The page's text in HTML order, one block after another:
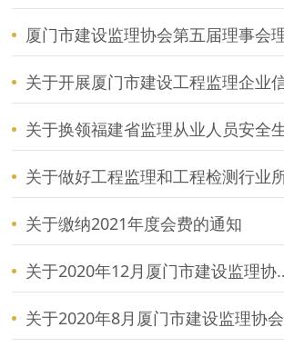
厦门市建设监理协会第五届理事会理事、负责人候选人公示名
关于开展厦门市建设工程监理企业信用评价的通
关于换领福建省监理从业人员安全生产教育培训合格证书的通
关于做好工程监理和工程检测行业所有企业第六轮新冠病毒核酸全员检测工作的紧急
关于缴纳2021年度会费的通知
关于2020年12月厦门市建设监理协会自律检查结果通报
关于2020年8月厦门市建设监理协会自律检查结果通报